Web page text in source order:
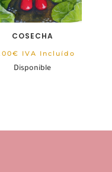
COSECHA
€ IVA Incluído
Disponible